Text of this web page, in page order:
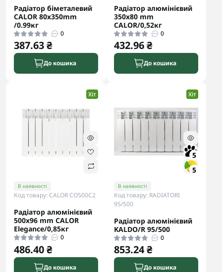
Радіатор біметалевий
CALOR 80x350mm
/0.99кг
0
387.63 ₴
До кошика
Радіатор алюмінієвий
350x80 mm
CALOR/0,52кг
0
432.96 ₴
До кошика
Хіт
В наявності
Код товару: CALOR CO500С2
Радіатор алюмінієвий
500x96 mm CALOR
Elegance/0,85кг
0
486.40 ₴
До кошика
Хіт
5
5
В наявності
Код товару: RADIATORI
95/500
Радіатор алюмінієвий
KALDO/R 95/500
0
853.24 ₴
До кошика